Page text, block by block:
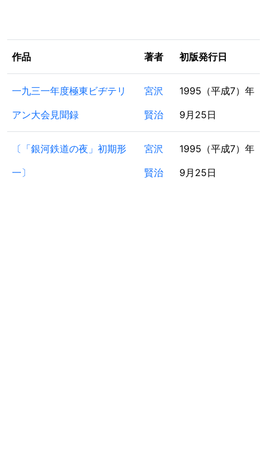
作品 著者 初版発行日
一九三一年度極東ビヂテリ
アン大会見聞録
宮沢
賢治
1995（平成7）年
9月25日
〔「銀河鉄道の夜」初期形
一〕
宮沢
賢治
1995（平成7）年
9月25日